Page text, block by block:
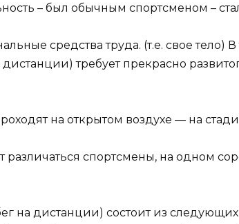
– был обычным спортсменом –
средства труда. (т.е. свое тело)
требует прекрасно
на открытом воздухе — на
спортсмены, на одном
на дистанции) состоит из следующих